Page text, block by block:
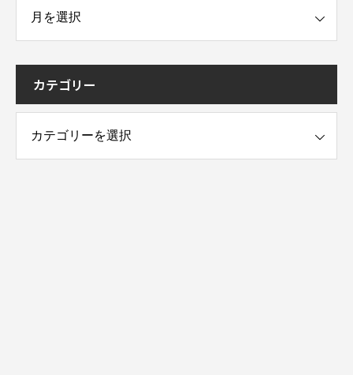
カテゴリー